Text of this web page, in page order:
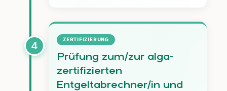
4
ZERTIFIZIERUNG
Prüfung zum/zur alga-
zertifizierten
Entgeltabrechner/in und